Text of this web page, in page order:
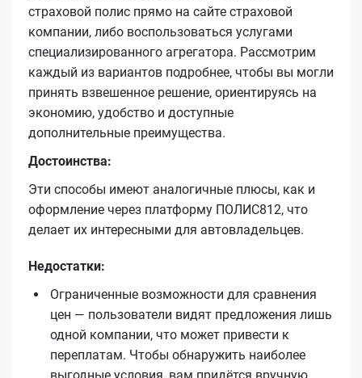
страховой полис прямо на сайте страховой
компании, либо воспользоваться услугами
специализированного агрегатора. Рассмотрим
каждый из вариантов подробнее, чтобы вы могли
принять взвешенное решение, ориентируясь на
экономию, удобство и доступные
дополнительные преимущества.
Достоинства:
Эти способы имеют аналогичные плюсы, как и
оформление через платформу ПОЛИС812, что
делает их интересными для автовладельцев.
Недостатки:
Ограниченные возможности для сравнения
цен — пользователи видят предложения лишь
одной компании, что может привести к
переплатам. Чтобы обнаружить наиболее